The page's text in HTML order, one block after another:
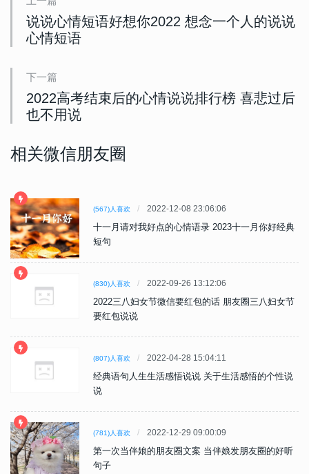
说说心情短语好想你2022 想念一个人的说说
心情短语
下一篇
2022高考结束后的心情说说排行榜 喜悲过后
也不用说
相关微信朋友圈
(567)人喜欢 2022-12-08 23:06:06
十一月请对我好点的心情语录 2023十一月你好经典
短句
(830)人喜欢 2022-09-26 13:12:06
2022三八妇女节微信要红包的话 朋友圈三八妇女节
要红包说说
(807)人喜欢 2022-04-28 15:04:11
经典语句人生生活感悟说说 关于生活感悟的个性说
说
(781)人喜欢 2022-12-29 09:00:09
第一次当伴娘的朋友圈文案 当伴娘发朋友圈的好听
句子